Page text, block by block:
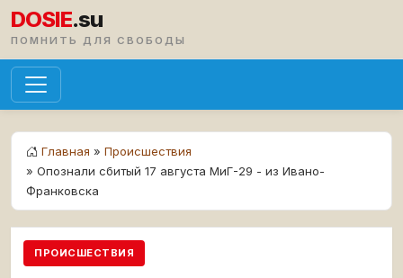
DOSIE.su
ПОМНИТЬ ДЛЯ СВОБОДЫ
Главная » Происшествия
» Опознали сбитый 17 августа МиГ-29 - из Ивано-
Франковска
ПРОИСШЕСТВИЯ